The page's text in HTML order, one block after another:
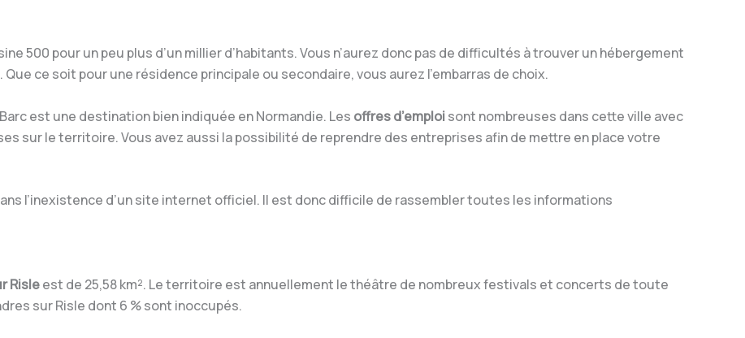
500 pour un peu plus d’un millier d’habitants. Vous n’aurez donc pas de difficultés à trouver un hébergement
ce soit pour une résidence principale ou secondaire, vous aurez l’embarras de choix.
est une destination bien indiquée en Normandie. Les offres d’emploi sont nombreuses dans cette ville avec
sur le territoire. Vous avez aussi la possibilité de reprendre des entreprises afin de mettre en place votre
l’inexistence d’un site internet officiel. Il est donc difficile de rassembler toutes les informations
Risleest de 25,58 km². Le territoire est annuellement le théâtre de nombreux festivals et concerts de toute
sur Risle dont 6 % sont inoccupés.